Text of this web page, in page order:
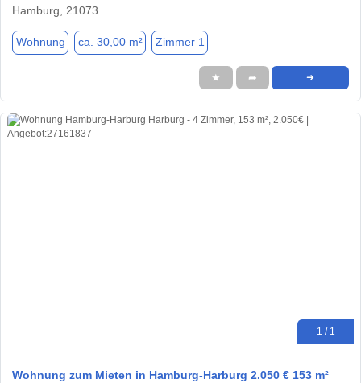
Hamburg, 21073
Wohnung ca. 30,00 m² Zimmer 1
★ ➦ ➜
1 / 1
Wohnung zum Mieten in Hamburg-Harburg 2.050 € 153 m²